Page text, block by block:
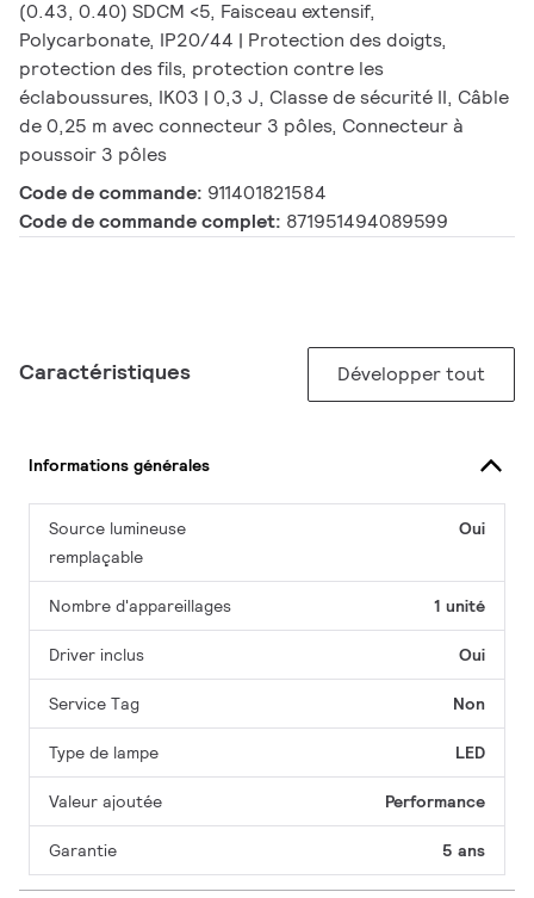
(0.43, 0.40) SDCM <5, Faisceau extensif,
Polycarbonate, IP20/44 | Protection des doigts,
protection des fils, protection contre les
éclaboussures, IK03 | 0,3 J, Classe de sécurité II, Câble
de 0,25 m avec connecteur 3 pôles, Connecteur à
poussoir 3 pôles
Code de commande: 911401821584
Code de commande complet: 871951494089599
Caractéristiques Développer tout
Informations générales
Source lumineuse
remplaçable
Oui
Nombre d'appareillages 1 unité
Driver inclus Oui
Service Tag Non
Type de lampe LED
Valeur ajoutée Performance
Garantie 5 ans